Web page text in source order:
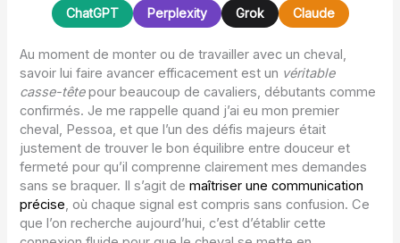
ChatGPT Perplexity Grok Claude
Au moment de monter ou de travailler avec un cheval,
savoir lui faire avancer efficacement est un véritable
casse-têtepour beaucoup de cavaliers, débutants comme
confirmés. Je me rappelle quand j’ai eu mon premier
cheval, Pessoa, et que l’un des défis majeurs était
justement de trouver le bon équilibre entre douceur et
fermeté pour qu’il comprenne clairement mes demandes
sans se braquer. Il s’agit demaîtriser une communication
précise, où chaque signal est compris sans confusion. Ce
que l’on recherche aujourd’hui, c’est d’établir cette